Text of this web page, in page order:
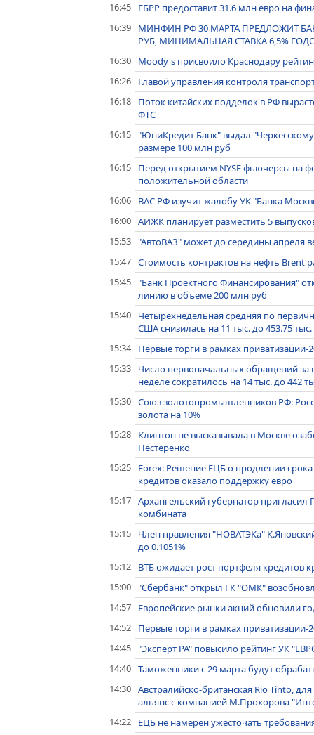
16:45
ЕБРР предоставит 31.6 млн евро на
16:39
МИНФИН РФ 30 МАРТА ПРЕДЛОЖИТ
РУБ, МИНИМАЛЬНАЯ СТАВКА 6,5%
16:30
Moody's присвоило Краснодару
16:26
Главой управления контроля
16:18
Поток китайских подделок в РФ
ФТС
16:15 "ЮниКредит Банк" выдал
размере 100 млн руб
16:15
Перед открытием NYSE фьючерсы на
положительной области
16:06
ВАС РФ изучит жалобу УК "Банка
16:00 АИЖК планирует разместить 5
15:53 "АвтоВАЗ" может до середины апреля
15:47 Стоимость контрактов на нефть Brent
15:45 "Банк Проектного Финансирования"
линию в объеме 200 млн руб
15:40
Четырёхнедельная средняя по
США снизилась на 11 тыс. до 453.75 тыс.
15:34
Первые торги в рамках приватизации-
15:33
Число первоначальных обращений
неделе сократилось на 14 тыс. до 442
15:30 Союз золотопромышленников РФ:
золота на 10%
15:28
Клинтон не высказывала в Москве
Нестеренко
15:25
Forex: Решение ЕЦБ о продлении
кредитов оказало поддержку евро
15:17 Архангельский губернатор
комбината
15:15
Член правления "НОВАТЭКа"
до 0.1051%
15:12
ВТБ ожидает рост портфеля кредитов
15:00 "Сбербанк" открыл ГК "ОМК"
14:57
Европейские рынки акций обновили
14:52
Первые торги в рамках приватизации-
14:45 "Эксперт РА" повысило рейтинг УК
14:40 Таможенники с 29 марта будут
14:30 Австралийско-британская Rio Tinto,
альянс с компанией М.Прохорова
14:22
ЕЦБ не намерен ужесточать